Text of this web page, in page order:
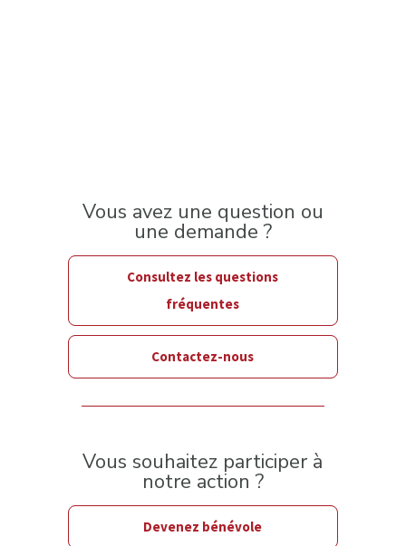
Vous avez une question ou
une demande ?
Consultez les questions
fréquentes
Contactez-nous
Vous souhaitez participer à
notre action ?
Devenez bénévole